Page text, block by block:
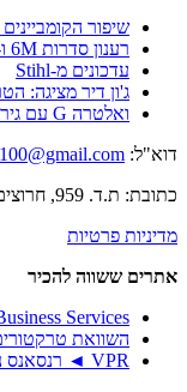
שיפור
רענון סדרות 6M ו-6R בג'ון דיר
עדכונים מ-Stihl
ג'ון דיר מציגה:
ואלטרה G עם גיר רציף
דוא"ל:
כתובת: ת.ד. 959, חרוצים, מיקוד 60917
מדיניות פרטיות
אתרים ששווה להכיר
Services
השוואת
VPR ◄ רנסאנס נתיבי האבולוציה בתעשיית הרכב